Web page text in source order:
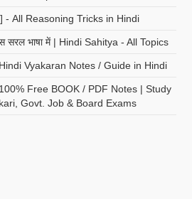
- All Reasoning Tricks in Hindi
सरल भाषा में | Hindi Sahitya - All Topics
Hindi Vyakaran Notes / Guide in Hindi
Free BOOK / PDF Notes | Study
Govt. Job & Board Exams